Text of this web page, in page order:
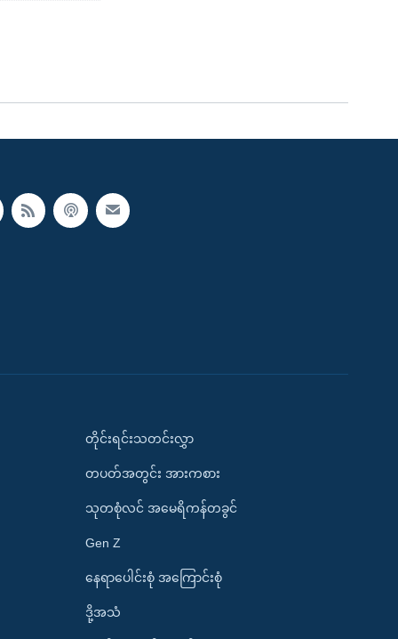
တိုင်းရင်းသတင်းလွှာ
တပတ်အတွင်း အားကစား
သုတစုံလင် အမေရိကန်တခွင်
Gen Z
နေရာပေါင်းစုံ အကြောင်းစုံ
ဒို့အသံ